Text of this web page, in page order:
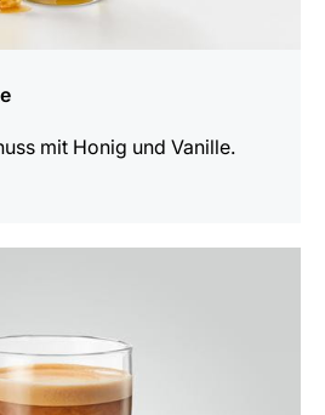
mit Honig und Vanille.